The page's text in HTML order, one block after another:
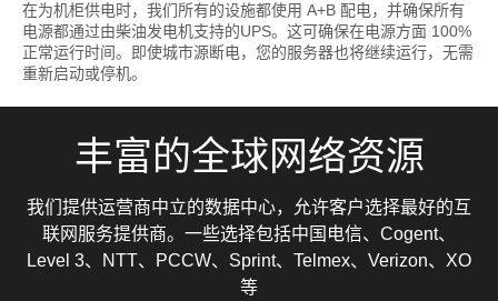
在为机柜供电时，我们所有的设施都使用 A+B 配电，并确保所有
电源都通过由柴油发电机支持的UPS。这可确保在电源方面 100%
正常运行时间。即使城市源断电，您的服务器也将继续运行，无需
重新启动或停机。
丰富的全球网络资源
我们提供运营商中立的数据中心，允许客户选择最好的互
联网服务提供商。一些选择包括中国电信、Cogent、
Level 3、NTT、PCCW、Sprint、Telmex、Verizon、XO
等